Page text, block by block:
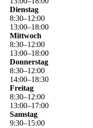
Dienstag
8:30–12:00
13:00–18:00
Mittwoch
8:30–12:00
13:00–18:00
Donnerstag
8:30–12:00
14:00–18:30
Freitag
8:30–12:00
13:00–17:00
Samstag
9:30–15:00